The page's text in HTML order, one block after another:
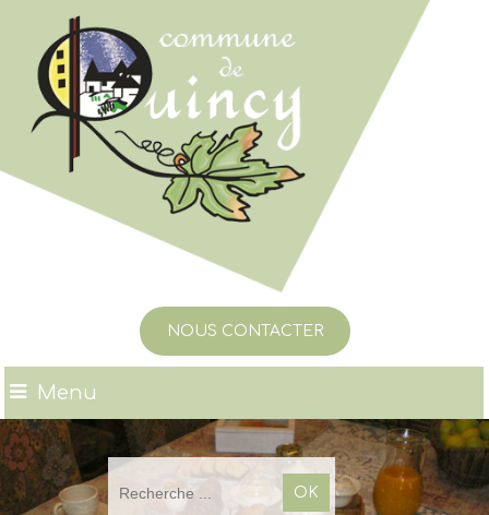
NOUS CONTACTER
Menu